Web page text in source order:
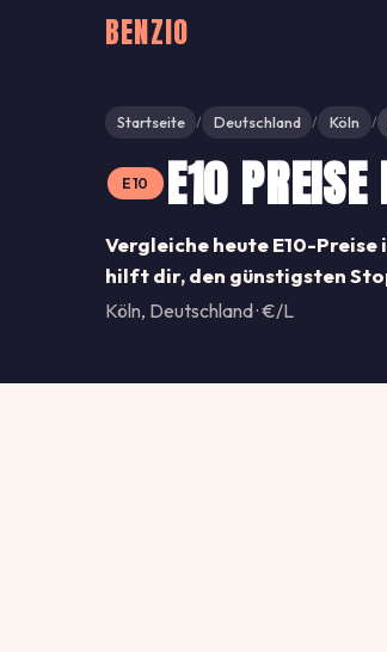
BENZIO
Startseite / Deutschland / Köln /
E10 E10
Vergleiche heute E10-
hilft dir, den günstigsten
Köln, Deutschland · €/L